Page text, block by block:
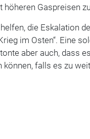
Gaspreisen
die Eskalation
im Osten“. Eine
aber auch, dass
können, falls es zu